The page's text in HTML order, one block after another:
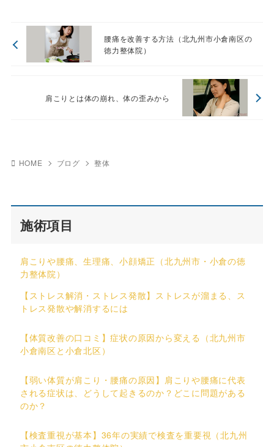
腰痛を改善する方法（北九州市小倉南区の
徳力整体院）
肩こりとは体の崩れ、体の歪みから
HOME ブログ 整体
施術項目
肩こりや腰痛、生理痛、小顔矯正（北九州市・小倉の徳
力整体院）
【ストレス解消・ストレス発散】ストレスが溜まる、ス
トレス発散や解消するには
【体質改善の口コミ】症状の原因から変える（北九州市
小倉南区と小倉北区）
【弱い体質が肩こり・腰痛の原因】肩こりや腰痛に代表
される症状は、どうして起きるのか？どこに問題がある
のか？
【検査重視が基本】36年の実績で検査を重要視（北九州